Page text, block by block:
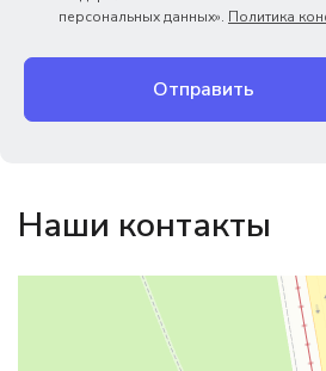
персональных данных». Политика
Отправить
Наши контакты
Магазин резинотехники
Резиновые и резинотехнические изделия в
Садовый инвентарь и техника в